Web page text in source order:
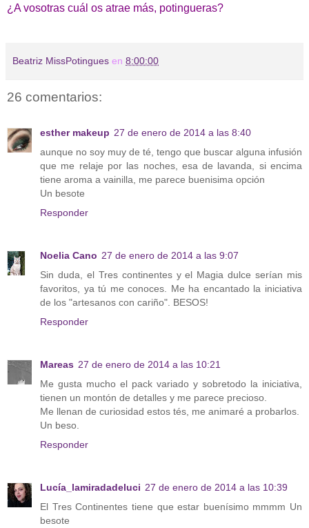
¿A vosotras cuál os atrae más, potingueras?
Beatriz MissPotingues en 8:00:00
26 comentarios:
esther makeup 27 de enero de 2014 a las 8:40
aunque no soy muy de té, tengo que buscar alguna infusión
que me relaje por las noches, esa de lavanda, si encima
tiene aroma a vainilla, me parece buenisima opción
Un besote
Responder
Noelia Cano 27 de enero de 2014 a las 9:07
Sin duda, el Tres continentes y el Magia dulce serían mis
favoritos, ya tú me conoces. Me ha encantado la iniciativa
de los "artesanos con cariño". BESOS!
Responder
Mareas 27 de enero de 2014 a las 10:21
Me gusta mucho el pack variado y sobretodo la iniciativa,
tienen un montón de detalles y me parece precioso.
Me llenan de curiosidad estos tés, me animaré a probarlos.
Un beso.
Responder
Lucía_lamiradadeluci 27 de enero de 2014 a las 10:39
El Tres Continentes tiene que estar buenísimo mmmm Un
besote